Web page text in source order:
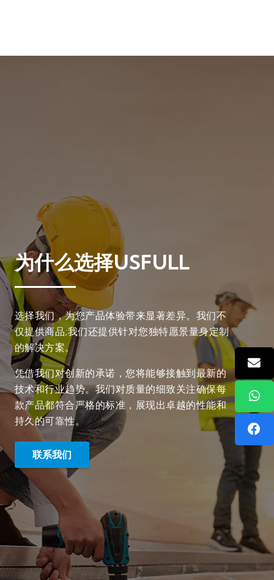
为什么选择USFULL
选择我们，为您产品体验带来显著差异。我们不
仅提供商品;我们还提供针对您独特愿景量身定制
的解决方案。
凭借我们对创新的承诺，您将能够接触到最新的
技术和行业趋势。我们对质量的细致关注确保每
款产品都符合严格的标准，展现出卓越的性能和
持久的可靠性。
联系我们